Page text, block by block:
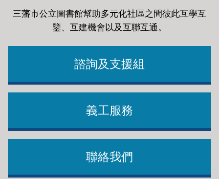
三藩市公立圖書館幫助多元化社區之間彼此互學互
鑒、互建機會以及互聯互通。
諮詢及支援組
義工服務
聯絡我們